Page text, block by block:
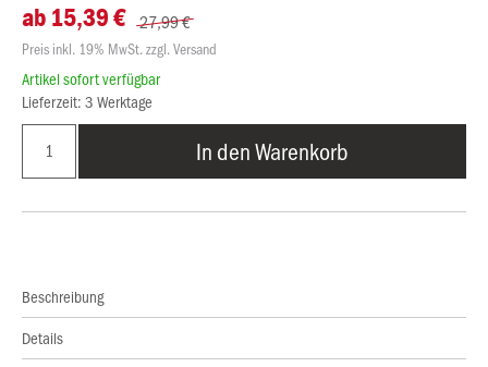
ab 15,39 € 27,99 €
Preis inkl. 19% MwSt. zzgl. Versand
Artikel sofort verfügbar
Lieferzeit: 3 Werktage
In den Warenkorb
Beschreibung
Details